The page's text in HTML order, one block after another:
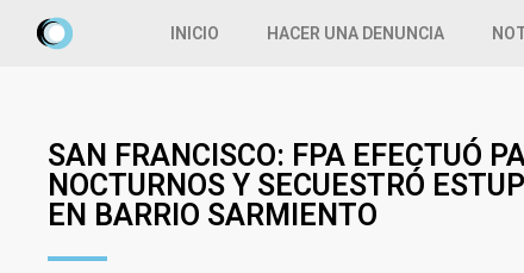
INICIO HACER UNA DENUNCIA
SAN FRANCISCO: FPA EFECTUÓ
NOCTURNOS Y SECUESTRÓ
EN BARRIO SARMIENTO